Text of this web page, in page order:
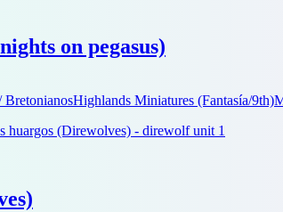
on pegasus)
Highlands Miniatures (Fantasía/9th)